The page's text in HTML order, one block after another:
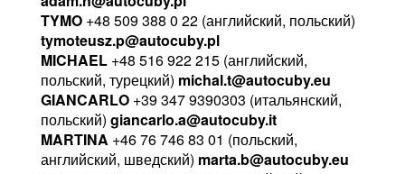
TYMO +48 509 388 0 22 (английский, польский)
tymoteusz.p@autocuby.pl
MICHAEL +48 516 922 215 (английский,
польский, турецкий) michal.t@autocuby.eu
GIANCARLO +39 347 9390303 (итальянский,
польский) giancarlo.a@autocuby.it
MARTINA +46 76 746 83 01 (польский,
английский, шведский) marta.b@autocuby.eu